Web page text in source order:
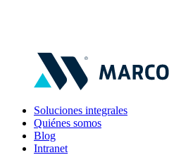
Soluciones integrales
Quiénes somos
Blog
Intranet